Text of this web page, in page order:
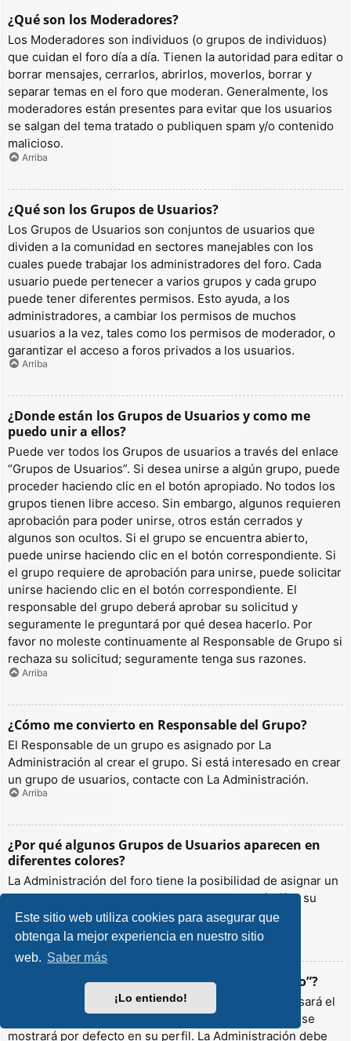
Este sitio web utiliza cookies para asegurar que
obtenga la mejor experiencia en nuestro sitio
web. Saber más
¡Lo entiendo!
¿Qué son los Moderadores?
Los Moderadores son individuos (o grupos de individuos)
que cuidan el foro día a día. Tienen la autoridad para editar o
borrar mensajes, cerrarlos, abrirlos, moverlos, borrar y
separar temas en el foro que moderan. Generalmente, los
moderadores están presentes para evitar que los usuarios
se salgan del tema tratado o publiquen spam y/o contenido
malicioso.
Arriba
¿Qué son los Grupos de Usuarios?
Los Grupos de Usuarios son conjuntos de usuarios que
dividen a la comunidad en sectores manejables con los
cuales puede trabajar los administradores del foro. Cada
usuario puede pertenecer a varios grupos y cada grupo
puede tener diferentes permisos. Esto ayuda, a los
administradores, a cambiar los permisos de muchos
usuarios a la vez, tales como los permisos de moderador, o
garantizar el acceso a foros privados a los usuarios.
Arriba
¿Donde están los Grupos de Usuarios y como me
puedo unir a ellos?
Puede ver todos los Grupos de usuarios a través del enlace
“Grupos de Usuarios”. Si desea unirse a algún grupo, puede
proceder haciendo clic en el botón apropiado. No todos los
grupos tienen libre acceso. Sin embargo, algunos requieren
aprobación para poder unirse, otros están cerrados y
algunos son ocultos. Si el grupo se encuentra abierto,
puede unirse haciendo clic en el botón correspondiente. Si
el grupo requiere de aprobación para unirse, puede solicitar
unirse haciendo clic en el botón correspondiente. El
responsable del grupo deberá aprobar su solicitud y
seguramente le preguntará por qué desea hacerlo. Por
favor no moleste continuamente al Responsable de Grupo si
rechaza su solicitud; seguramente tenga sus razones.
Arriba
¿Cómo me convierto en Responsable del Grupo?
El Responsable de un grupo es asignado por La
Administración al crear el grupo. Si está interesado en crear
un grupo de usuarios, contacte con La Administración.
Arriba
¿Por qué algunos Grupos de Usuarios aparecen en
diferentes colores?
La Administración del foro tiene la posibilidad de asignar un
color a los usuarios de un grupo para hacer más fácil su
identificación.
Arriba
¿Qué es un “Grupo de Usuarios predeterminado”?
Si es miembro de más de un grupo por defecto, se usará el
“predeterminado” para determinar qué color y rango se
mostrará por defecto en su perfil. La Administración debe